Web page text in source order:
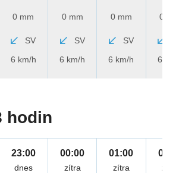
0 mm
SV
6 km/h
0 mm
SV
6 km/h
0 mm
SV
6 km/h
0 mm
6 km/h
hodin
23:00
dnes
00:00
zítra
01:00
zítra
02:00
zítra